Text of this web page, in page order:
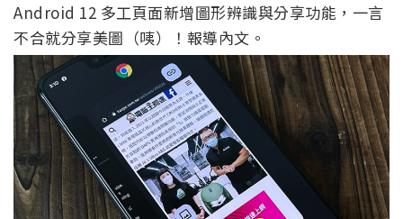
Android 12 多工頁面新增圖形辨識與分享功能，一言
不合就分享美圖（咦）！報導內文。